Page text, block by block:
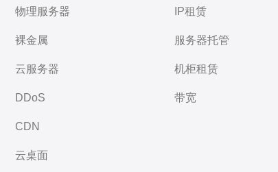
物理服务器
裸金属
云服务器
DDoS
CDN
云桌面
IP租赁
服务器托管
机柜租赁
带宽